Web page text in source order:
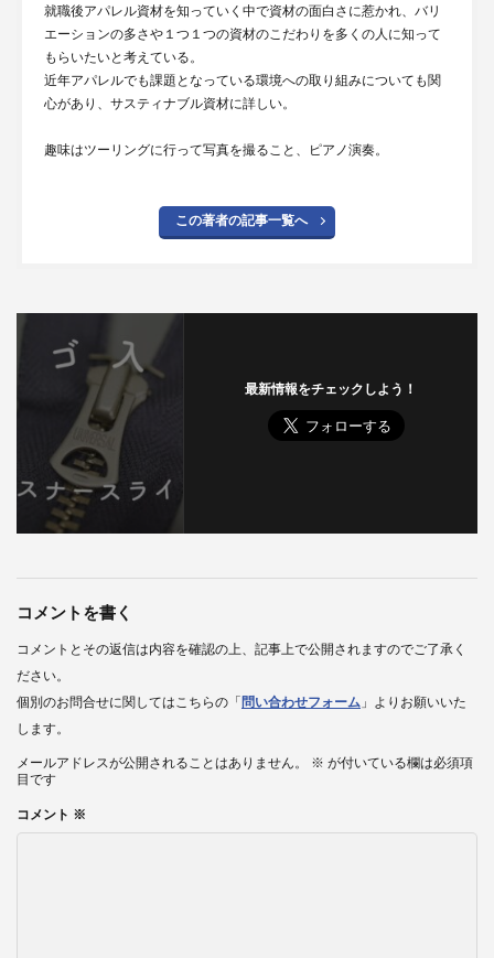
就職後アパレル資材を知っていく中で資材の面白さに惹かれ、バリ
エーションの多さや１つ１つの資材のこだわりを多くの人に知って
もらいたいと考えている。
近年アパレルでも課題となっている環境への取り組みについても関
心があり、サスティナブル資材に詳しい。
趣味はツーリングに行って写真を撮ること、ピアノ演奏。
この著者の記事一覧へ
最新情報をチェックしよう！
コメントを書く
コメントとその返信は内容を確認の上、記事上で公開されますのでご了承く
ださい。
個別のお問合せに関してはこちらの「 問い合わせフォーム 」よりお願いいた
します。
メールアドレスが公開されることはありません。 ※ が付いている欄は必須項
目です
コメント ※